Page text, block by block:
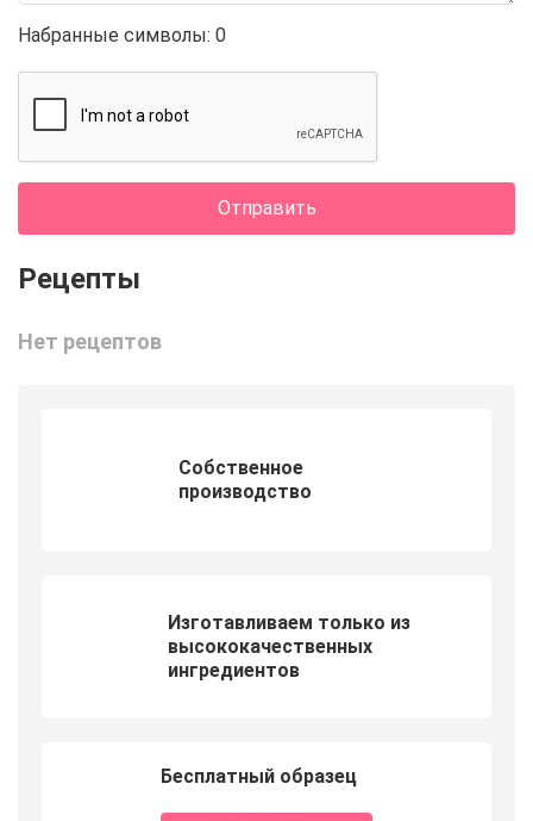
Набранные символы: 0
Отправить
Нет рецептов
Собственное
производство
Изготавливаем только из
высококачественных
ингредиентов
Бесплатный образец